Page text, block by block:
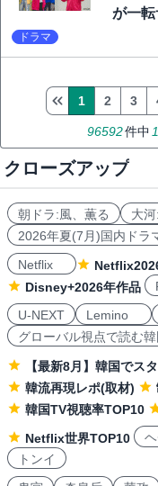
が一
ドラマ
96592件中 1
1 2 3
クローズアップ
朝ドラ:風、薫る 大
2026年夏(7月)国内ドラ
Netflix
Disney+2026年作品
U-NEXT
Lemino
グローバル視点で読む韓
【最新8月】韓国でス
韓流再現レポ(取材)
韓国TV視聴率TOP10
Netflix世界TOP10
トンイ